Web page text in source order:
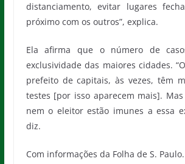
distanciamento, evitar lugares
próximo com os outros”, explica.
Ela afirma que o número de
exclusividade das maiores cidades.
prefeito de capitais, às vezes, têm
testes [por isso aparecem mais].
nem o eleitor estão imunes a essa
diz.
Com informações da Folha de S. Paulo.